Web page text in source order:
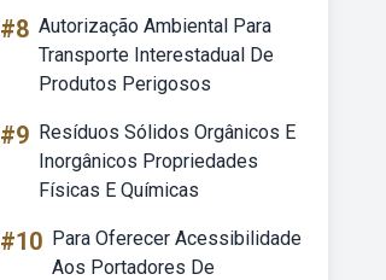
#8 Autorização Ambiental Para
Transporte Interestadual De
Produtos Perigosos
#9 Resíduos Sólidos Orgânicos E
Inorgânicos Propriedades
Físicas E Químicas
#10 Para Oferecer Acessibilidade
Aos Portadores De